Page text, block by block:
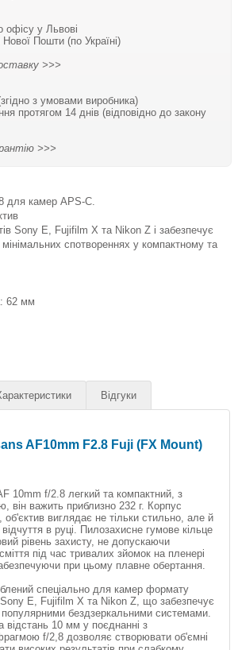
офісу у Львові
Пошти (по Україні)
>>>
з умовами виробника)
протягом 14 днів (відповідно до закону
>>>
для камер APS-C.
Sony E, Fujifilm X та Nikon Z і забезпечує
спотвореннях у компактному та
62 мм
Відгуки
AF10mm F2.8 Fuji (FX Mount)
10mm f/2.8 легкий та компактний, з
він важить приблизно 232 г. Корпус
об'єктив виглядає не тільки стильно, але й
в руці. Пилозахисне гумове кільце
рівень захисту, не допускаючи
під час тривалих зйомок на пленері
при цьому плавне обертання.
спеціально для камер формату
Sony E, Fujifilm X та Nikon Z, що забезпечує
популярними бездзеркальними системами.
10 мм у поєднанні з
f/2,8 дозволяє створювати об'ємні